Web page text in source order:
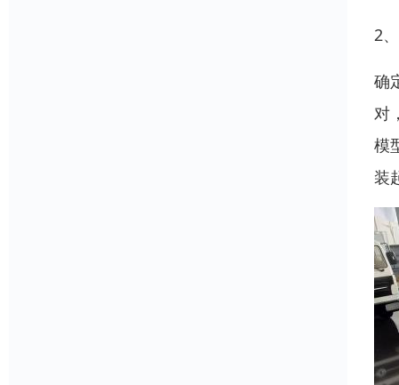
2
确
对
模
装